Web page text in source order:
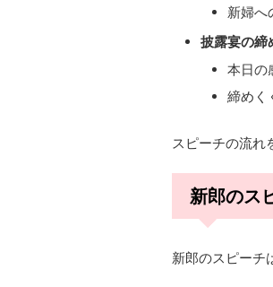
新婦へ
披露宴の締
本日の
締めく
スピーチの流れ
新郎のス
新郎のスピーチ